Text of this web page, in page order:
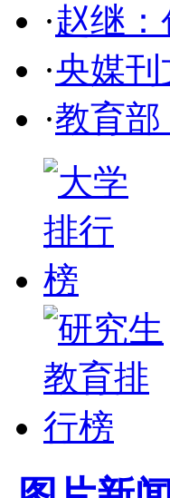
·赵继
·央媒刊
·教育